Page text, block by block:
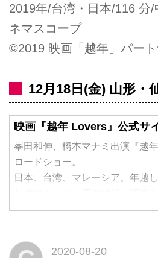
2019年/台湾・日本/116 分
ネマスコープ
©2019 映画「越年」パー
12月18日(金) 山形・
映画『越年 Lovers』公式サ
峯田和伸、橋本マナミ出演『越
ロードショー。
日本、台湾、マレーシア。年越
2020-08-20